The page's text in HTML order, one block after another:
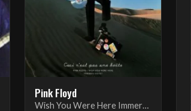
Pink Floyd
Wish You Were Here Immersion Box Set